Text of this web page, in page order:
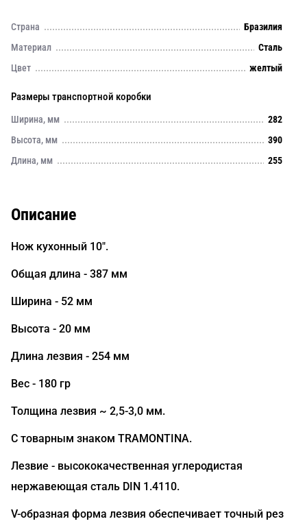
Страна
Бразилия
Материал
Сталь
Цвет
желтый
Размеры транспортной коробки
Ширина, мм
282
Высота, мм
390
Длина, мм
255
Описание
Нож кухонный 10".
Общая длина - 387 мм
Ширина - 52 мм
Высота - 20 мм
Длина лезвия - 254 мм
Вес - 180 гр
Толщина лезвия ~ 2,5-3,0 мм.
С товарным знаком TRAMONTINA.
Лезвие - высококачественная углеродистая
нержавеющая сталь DIN 1.4110.
V-образная форма лезвия обеспечивает точный рез